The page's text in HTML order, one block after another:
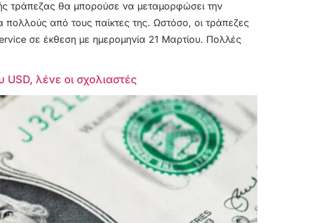
τράπεζας θα μπορούσε να μεταμορφώσει την
πολλούς από τους παίκτες της. Ωστόσο, οι τράπεζες
σε έκθεση με ημερομηνία 21 Μαρτίου. Πολλές
λένε οι σχολιαστές